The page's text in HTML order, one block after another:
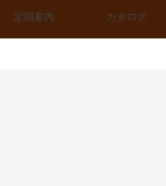
定期案内 カタログ